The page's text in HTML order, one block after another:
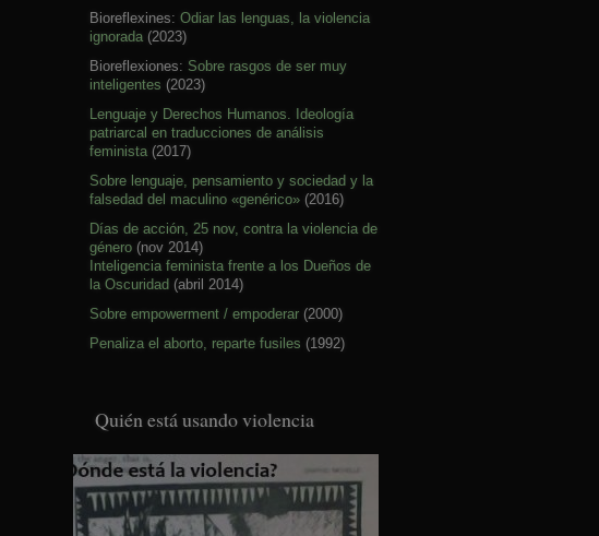
Bioreflexines: Odiar las lenguas, la violencia
ignorada (2023)
Bioreflexiones: Sobre rasgos de ser muy
inteligentes (2023)
Lenguaje y Derechos Humanos. Ideología
patriarcal en traducciones de análisis
feminista (2017)
Sobre lenguaje, pensamiento y sociedad y la
falsedad del maculino «genérico» (2016)
Días de acción, 25 nov, contra la violencia de
género (nov 2014)
Inteligencia feminista frente a los Dueños de
la Oscuridad (abril 2014)
Sobre empowerment / empoderar (2000)
Penaliza el aborto, reparte fusiles (1992)
Quién está usando violencia